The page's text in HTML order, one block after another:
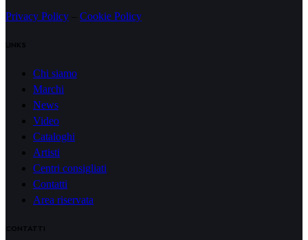
Privacy Policy Cookie Policy
LINKS
Chi siamo
Marchi
News
Video
Cataloghi
Artisti
Centri consigliati
Contatti
Area riservata
CONTATTI